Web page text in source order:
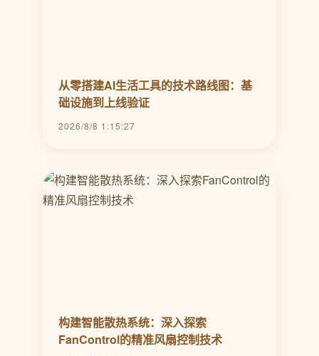
从零搭建AI生活工具的技术路线图：基
础设施到上线验证
2026/8/8 1:15:27
构建智能散热系统：深入探索
FanControl的精准风扇控制技术